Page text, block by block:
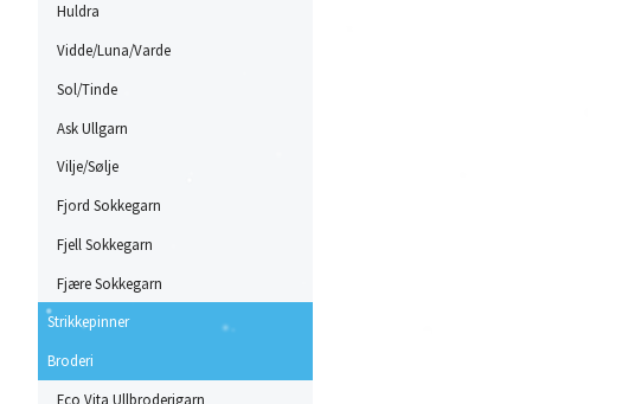
Huldra
Vidde/Luna/Varde
Sol/Tinde
Ask Ullgarn
Vilje/Sølje
Fjord Sokkegarn
Fjell Sokkegarn
Fjære Sokkegarn
Strikkepinner
Broderi
Eco Vita Ullbroderigarn